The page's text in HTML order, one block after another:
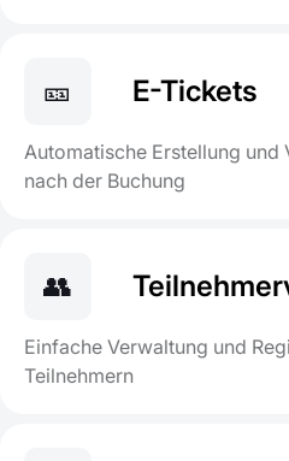
🎫 E-Tickets
Automatische Erstellung und
nach der Buchung
👥
Einfache Verwaltung und
Teilnehmern